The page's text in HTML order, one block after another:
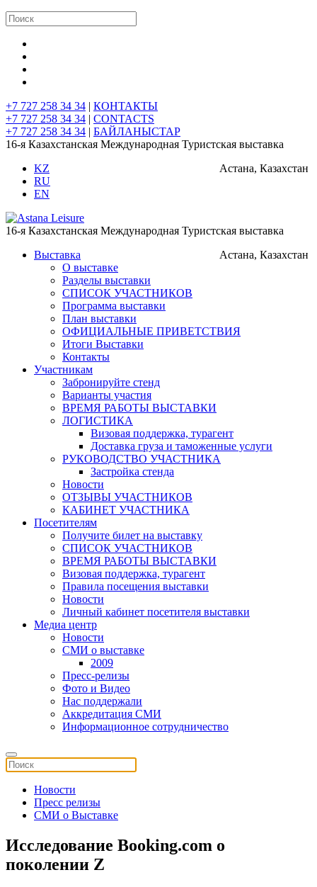
+7 727 258 34 34 | КОНТАКТЫ
+7 727 258 34 34 | CONTACTS
+7 727 258 34 34 | БАЙЛАНЫСТАР
16-я Казахстанская Международная Туристская выставка
Астана, Казахстан
KZ
RU
EN
16-я Казахстанская Международная Туристская выставка
Астана, Казахстан
Выставка
О выставке
Разделы выставки
СПИСОК УЧАСТНИКОВ
Программа выставки
План выставки
ОФИЦИАЛЬНЫЕ ПРИВЕТСТВИЯ
Итоги Выставки
Контакты
Участникам
Забронируйте стенд
Варианты участия
ВРЕМЯ РАБОТЫ ВЫСТАВКИ
ЛОГИСТИКА
Визовая поддержка, турагент
Доставка груза и таможенные услуги
РУКОВОДСТВО УЧАСТНИКА
Застройка стенда
Новости
ОТЗЫВЫ УЧАСТНИКОВ
КАБИНЕТ УЧАСТНИКА
Посетителям
Получите билет на выставку
СПИСОК УЧАСТНИКОВ
ВРЕМЯ РАБОТЫ ВЫСТАВКИ
Визовая поддержка, турагент
Правила посещения выставки
Новости
Личный кабинет посетителя выставки
Медиа центр
Новости
СМИ о выставке
2009
Пресс-релизы
Фото и Видео
Нас поддержали
Аккредитация СМИ
Информационное сотрудничество
Новости
Пресс релизы
СМИ о Выставке
Исследование Booking.com о
поколении Z